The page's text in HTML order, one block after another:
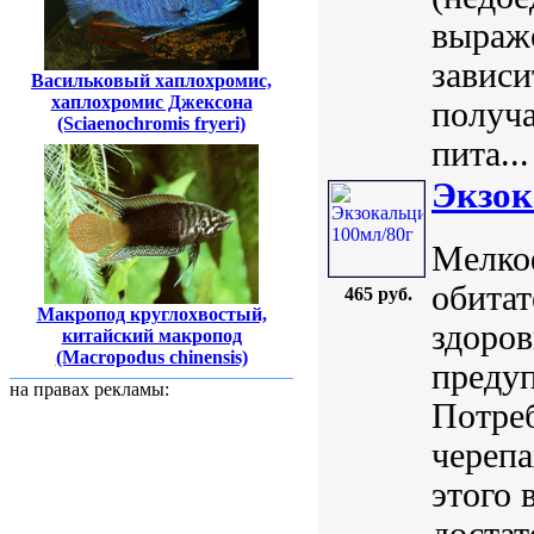
Васильковый хаплохромис,
хаплохромис Джексона
(Sciaenochromis fryeri)
Макропод круглохвостый,
китайский макропод
(Macropodus chinensis)
на правах рекламы:
пита...
465 руб.
этого